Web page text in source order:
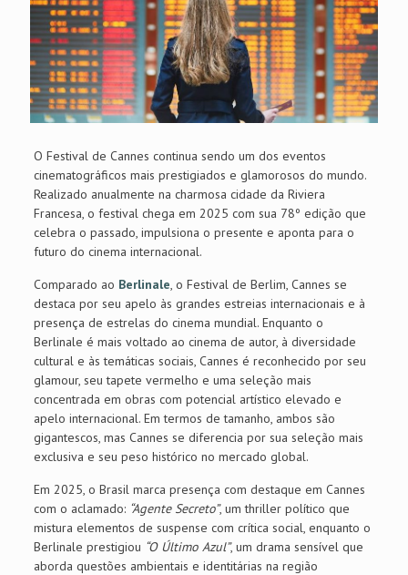
O Festival de Cannes continua sendo um dos eventos
cinematográficos mais prestigiados e glamorosos do mundo.
Realizado anualmente na charmosa cidade da Riviera
Francesa, o festival chega em 2025 com sua 78º edição que
celebra o passado, impulsiona o presente e aponta para o
futuro do cinema internacional.
Comparado ao Berlinale, o Festival de Berlim, Cannes se
destaca por seu apelo às grandes estreias internacionais e à
presença de estrelas do cinema mundial. Enquanto o
Berlinale é mais voltado ao cinema de autor, à diversidade
cultural e às temáticas sociais, Cannes é reconhecido por seu
glamour, seu tapete vermelho e uma seleção mais
concentrada em obras com potencial artístico elevado e
apelo internacional. Em termos de tamanho, ambos são
gigantescos, mas Cannes se diferencia por sua seleção mais
exclusiva e seu peso histórico no mercado global.
Em 2025, o Brasil marca presença com destaque em Cannes
com o aclamado: “Agente Secreto”, um thriller político que
mistura elementos de suspense com crítica social, enquanto o
Berlinale prestigiou “O Último Azul”, um drama sensível que
aborda questões ambientais e identitárias na região